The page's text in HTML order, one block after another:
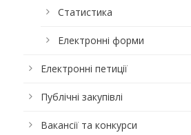
Статистика
Електронні форми
Електронні петиції
Публічні закупівлі
Вакансії та конкурси